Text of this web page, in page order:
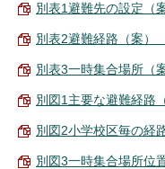
別表1避難先の設定（
別表2避難経路（案）
別表3一時集合場所（
別図1主要な避難経路
別図2小学校区毎の経
別図3一時集合場所位